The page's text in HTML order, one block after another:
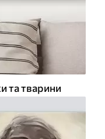
та тварини